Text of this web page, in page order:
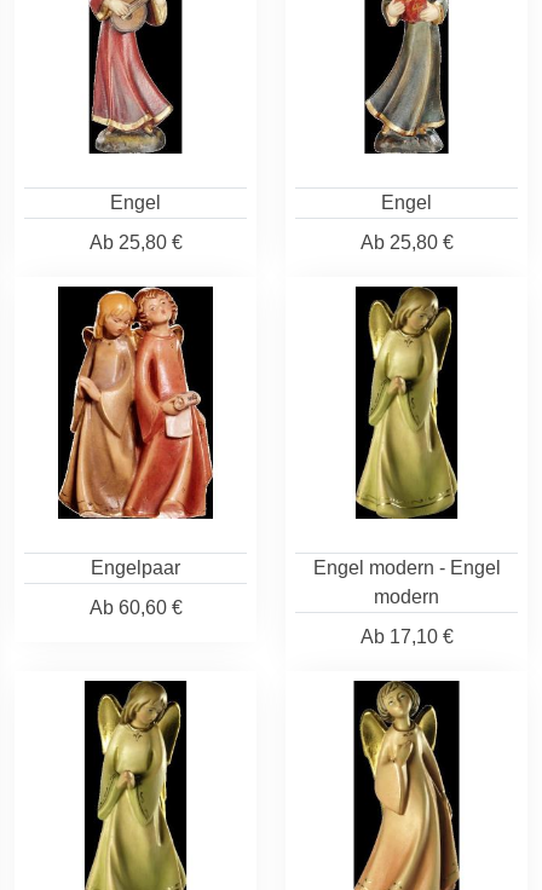
Engel
Ab25,80 €
Engel
Ab25,80 €
Engelpaar
Ab60,60 €
Engel modern - Engel
modern
Ab17,10 €